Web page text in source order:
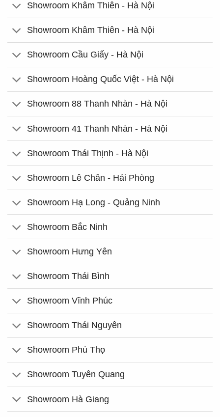
Showroom Khâm Thiên - Hà Nội
Showroom Khâm Thiên - Hà Nội
Showroom Cầu Giấy - Hà Nội
Showroom Hoàng Quốc Việt - Hà Nội
Showroom 88 Thanh Nhàn - Hà Nội
Showroom 41 Thanh Nhàn - Hà Nội
Showroom Thái Thịnh - Hà Nội
Showroom Lê Chân - Hải Phòng
Showroom Hạ Long - Quảng Ninh
Showroom Bắc Ninh
Showroom Hưng Yên
Showroom Thái Bình
Showroom Vĩnh Phúc
Showroom Thái Nguyên
Showroom Phú Thọ
Showroom Tuyên Quang
Showroom Hà Giang